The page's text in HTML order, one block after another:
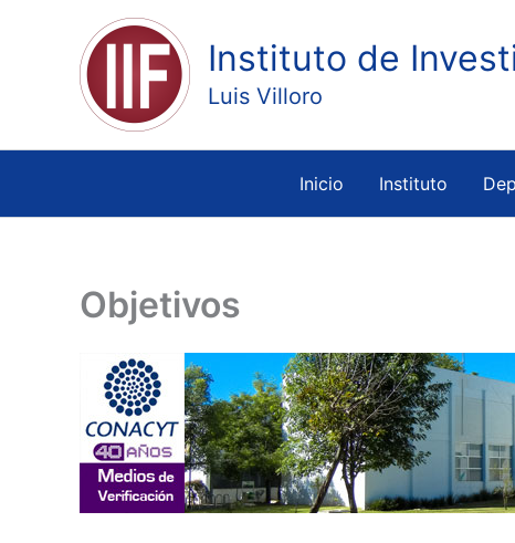
contenido
Instituto de
Luis Villoro
Inicio Instituto
Objetivos